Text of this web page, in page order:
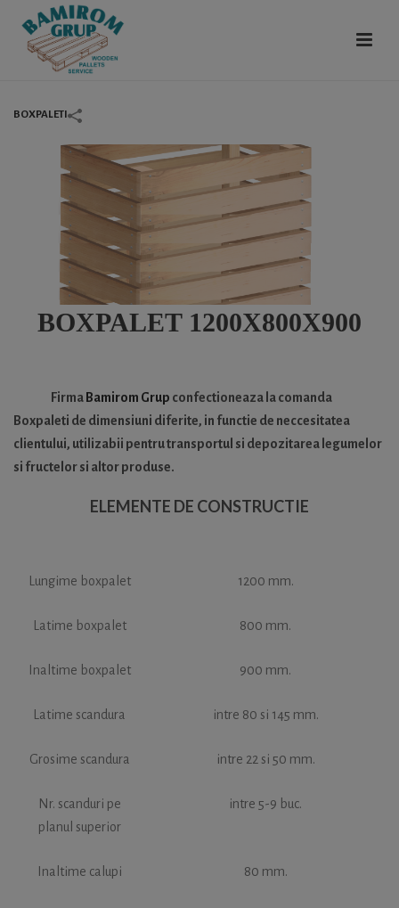
BOXPALETI
BOXPALET 1200X800X900
Firma Bamirom Grup confectioneaza la comanda
Boxpaleti de dimensiuni diferite, in functie de neccesitatea
clientului, utilizabii pentru transportul si depozitarea legumelor
si fructelor si altor produse.
ELEMENTE DE CONSTRUCTIE
Lungime boxpalet 1200 mm.
Latime boxpalet 800 mm.
Inaltime boxpalet 900 mm.
Latime scandura intre 80 si 145 mm.
Grosime scandura intre 22 si 50 mm.
Nr. scanduri pe
planul superior
intre 5-9 buc.
Inaltime calupi 80 mm.